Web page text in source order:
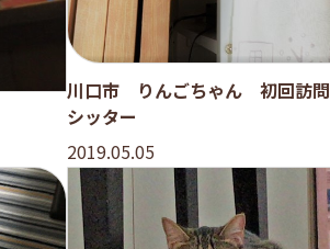
川口市 りんごちゃん 初回訪
シッター
2019.05.05